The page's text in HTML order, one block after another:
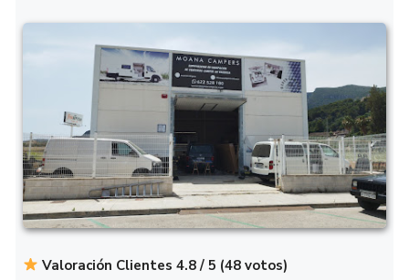
Valoración Clientes 4.8 / 5 (48 votos)